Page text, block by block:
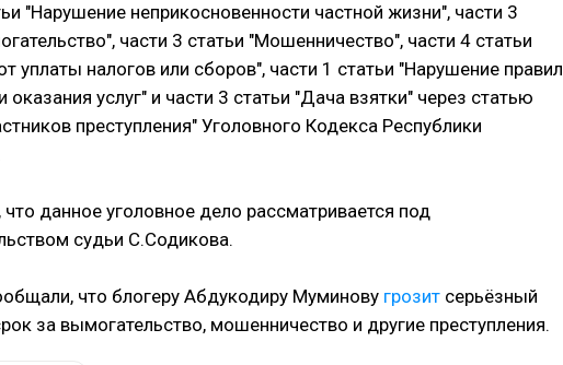
"Нарушение неприкосновенности частной жизни", части 3
части 3 статьи "Мошенничество", части 4 статьи
уплаты налогов или сборов", части 1 статьи "Нарушение правил
оказания услуг" и части 3 статьи "Дача взятки" через статью
преступления" Уголовного Кодекса Республики
что данное уголовное дело рассматривается под
судьи С.Содикова.
что блогеру Абдукодиру Муминову грозит серьёзный
за вымогательство, мошенничество и другие преступления.